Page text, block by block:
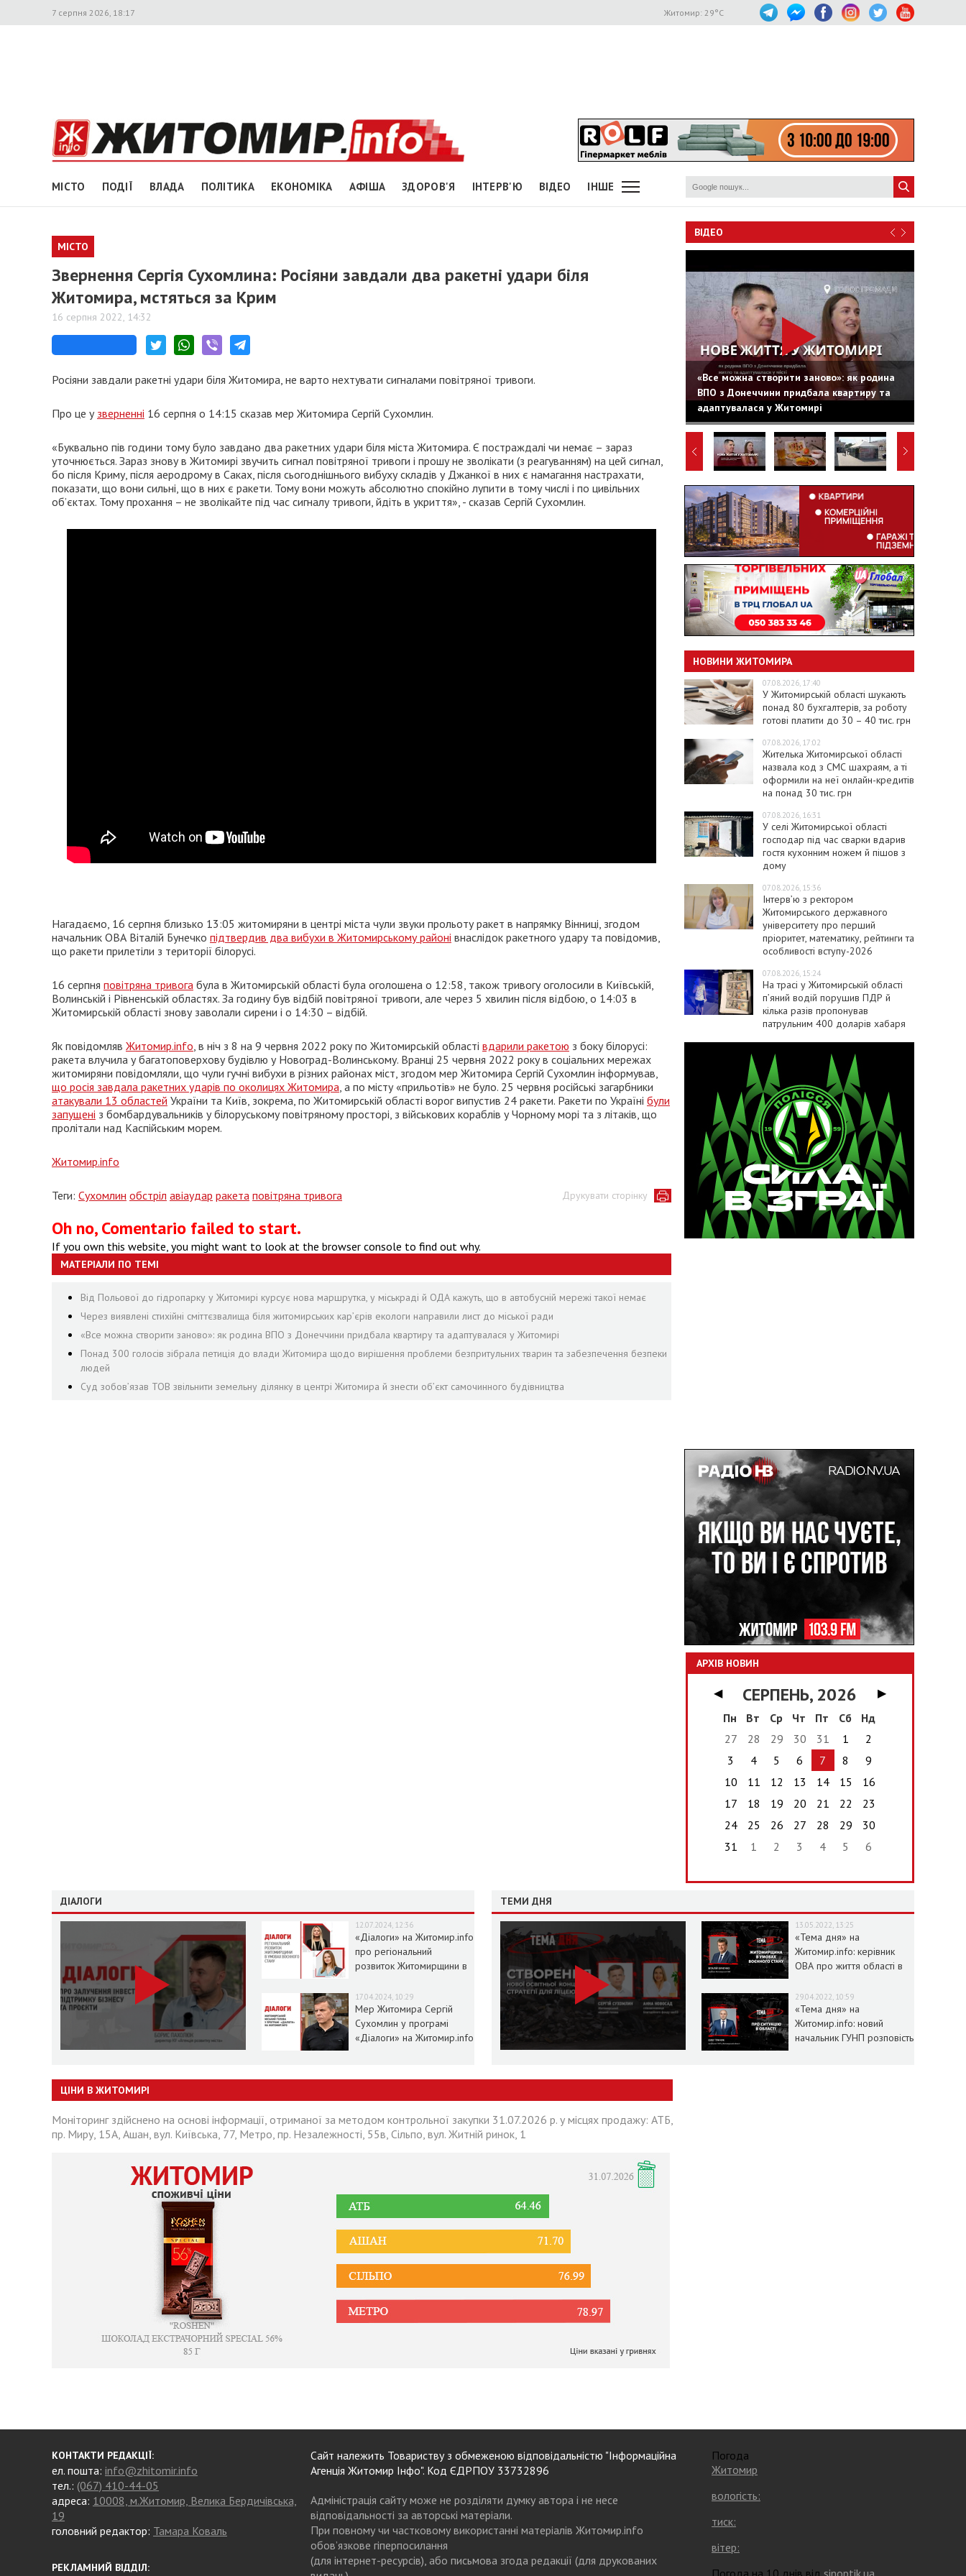
7 серпня 2026, 18:17 Житомир: 29°C
МІСТО ПОДІЇ ВЛАДА ПОЛІТИКА ЕКОНОМІКА АФІША ЗДОРОВ'Я ІНТЕРВ'Ю ВІДЕО ІНШЕ
МІСТО
Звернення Сергія Сухомлина: Росіяни завдали два ракетні удари біля
Житомира, мстяться за Крим
16 серпня 2022, 14:32
Росіяни завдали ракетні удари біля Житомира, не варто нехтувати сигналами повітряної тривоги.
Про це у зверненні 16 серпня о 14:15 сказав мер Житомира Сергій Сухомлин.
«Буквально пів години тому було завдано два ракетних удари біля міста Житомира. Є постраждалі чи немає – зараз
уточнюється. Зараз знову в Житомирі звучить сигнал повітряної тривоги і прошу не зволікати (з реагуванням) на цей сигнал,
бо після Криму, після аеродрому в Саках, після сьогоднішнього вибуху складів у Джанкої в них є намагання настрахати,
показати, що вони сильні, що в них є ракети. Тому вони можуть абсолютно спокійно лупити в тому числі і по цивільних
об’єктах. Тому прохання – не зволікайте під час сигналу тривоги, йдіть в укриття», - сказав Сергій Сухомлин.
Нагадаємо, 16 серпня близько 13:05 житомиряни в центрі міста чули звуки прольоту ракет в напрямку Вінниці, згодом
начальник ОВА Віталій Бунечко підтвердив два вибухи в Житомирському районі внаслідок ракетного удару та повідомив,
що ракети прилетіли з території білорусі.
16 серпня повітряна тривога була в Житомирській області була оголошена о 12:58, також тривогу оголосили в Київській,
Волинській і Рівненській областях. За годину був відбій повітряної тривоги, але через 5 хвилин після відбою, о 14:03 в
Житомирській області знову заволали сирени і о 14:30 – відбій.
Як повідомляв Житомир.info, в ніч з 8 на 9 червня 2022 року по Житомирській області вдарили ракетою з боку білорусі:
ракета влучила у багатоповерхову будівлю у Новоград-Волинському. Вранці 25 червня 2022 року в соціальних мережах
житомиряни повідомляли, що чули гучні вибухи в різних районах міст, згодом мер Житомира Сергій Сухомлин інформував,
що росія завдала ракетних ударів по околицях Житомира, а по місту «прильотів» не було. 25 червня російські загарбники
атакували 13 областей України та Київ, зокрема, по Житомирській області ворог випустив 24 ракети. Ракети по Україні були
запущені з бомбардувальників у білоруському повітряному просторі, з військових кораблів у Чорному морі та з літаків, що
пролітали над Каспійським морем.
Житомир.info
Друкувати сторінку
Теги: Сухомлин обстріл авіаудар ракета повітряна тривога
Oh no, Comentario failed to start.
If you own this website, you might want to look at the browser console to find out why.
МАТЕРІАЛИ ПО ТЕМІ
Від Польової до гідропарку у Житомирі курсує нова маршрутка, у міськраді й ОДА кажуть, що в автобусній мережі такої немає
Через виявлені стихійні сміттєзвалища біля житомирських кар’єрів екологи направили лист до міської ради
«Все можна створити заново»: як родина ВПО з Донеччини придбала квартиру та адаптувалася у Житомирі
Понад 300 голосів зібрала петиція до влади Житомира щодо вирішення проблеми безпритульних тварин та забезпечення безпеки
людей
Суд зобов’язав ТОВ звільнити земельну ділянку в центрі Житомира й знести об’єкт самочинного будівництва
ВІДЕО
«Все можна створити заново»: як родина
ВПО з Донеччини придбала квартиру та
адаптувалася у Житомирі
НОВИНИ ЖИТОМИРА
07.08.2026, 17:40
У Житомирській області шукають
понад 80 бухгалтерів, за роботу
готові платити до 30 – 40 тис. грн
07.08.2026, 17:02
Жителька Житомирської області
назвала код з СМС шахраям, а ті
оформили на неї онлайн-кредитів
на понад 30 тис. грн
07.08.2026, 16:31
У селі Житомирської області
господар під час сварки вдарив
гостя кухонним ножем й пішов з
дому
07.08.2026, 15:36
Інтерв’ю з ректором
Житомирського державного
університету про перший
пріоритет, математику, рейтинги та
особливості вступу-2026
07.08.2026, 15:24
На трасі у Житомирській області
п’яний водій порушив ПДР й
кілька разів пропонував
патрульним 400 доларів хабаря
АРХІВ НОВИН
◀ СЕРПЕНЬ, 2026
▶
Пн
Вт Ср Чт Пт Сб
Нд
27
28 29 30 31 1
2
3
4 5 6 7 8
9
10
11 12 13 14 15
16
17
18 19 20 21 22
23
24
25 26 27 28 29
30
31
1 2 3 4 5 6
ДІАЛОГИ
12.07.2024, 12:36
«Діалоги» на Житомир.info
про регіональний
розвиток Житомирщини в
17.04.2024, 10:29
Мер Житомира Сергій
Сухомлин у програмі
«Діалоги» на Житомир.info
ТЕМИ ДНЯ
13.05.2022, 13:25
«Тема дня» на
Житомир.info: керівник
ОВА про життя області в
29.04.2022, 10:59
«Тема дня» на
Житомир.info: новий
начальник ГУНП розповість
ЦІНИ В ЖИТОМИРІ
Моніторинг здійснено на основі інформації, отриманої за методом контрольної закупки 31.07.2026 р. у місцях продажу: АТБ,
пр. Миру, 15А, Ашан, вул. Київська, 77, Метро, пр. Незалежності, 55в, Сільпо, вул. Житній ринок, 1
КОНТАКТИ РЕДАКЦІЇ:
ел. пошта: info@zhitomir.info
тел.: (067) 410-44-05
адреса: 10008, м.Житомир, Велика Бердичівська,
19
головний редактор: Тамара Коваль
РЕКЛАМНИЙ ВІДДІЛ:
Сайт належить Товариству з обмеженою відповідальністю "Інформаційна
Агенція Житомир Інфо". Код ЄДРПОУ 33732896
Адміністрація сайту може не розділяти думку автора і не несе
відповідальності за авторські матеріали.
При повному чи частковому використанні матеріалів Житомир.info
обов’язкове гіперпосилання
(для інтернет-ресурсів), або письмова згода редакції (для друкованих
Погода
Житомир
вологість:
тиск:
вітер:
Погода на 10 днів від sinoptik.ua